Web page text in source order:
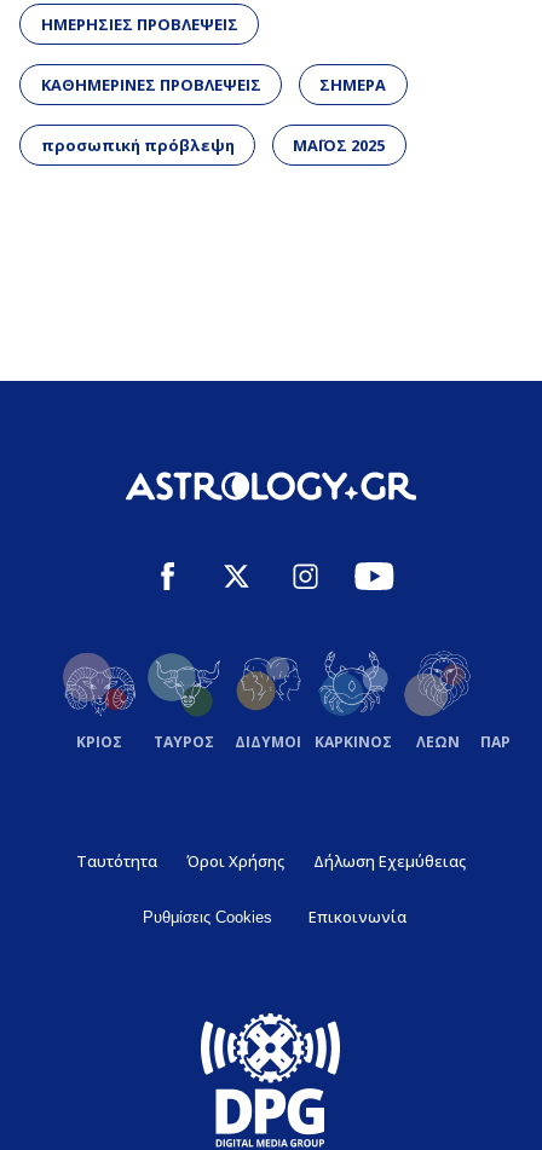
ΗΜΕΡΗΣΙΕΣ ΠΡΟΒΛΕΨΕΙΣ
ΚΑΘΗΜΕΡΙΝΕΣ ΠΡΟΒΛΕΨΕΙΣ ΣΗΜΕΡΑ
προσωπική πρόβλεψη ΜΑΪΟΣ 2025
ΚΡΙΟΣ ΤΑΥΡΟΣ ΔΙΔΥΜΟΙ ΚΑΡΚΙΝΟΣ ΛΕΩΝ
Ταυτότητα Όροι Χρήσης Δήλωση Εχεμύθειας
Ρυθμίσεις Cookies Επικοινωνία